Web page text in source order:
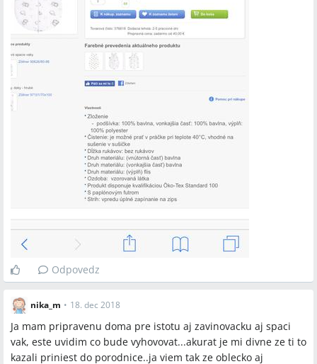
Odpovedz
nika_m • 18. dec 2018
Ja mam pripravenu doma pre istotu aj zavinovacku aj spaci
vak, este uvidim co bude vyhovovat...akurat je mi divne ze ti to
kazali priniest do porodnice..ja viem tak ze oblecko aj